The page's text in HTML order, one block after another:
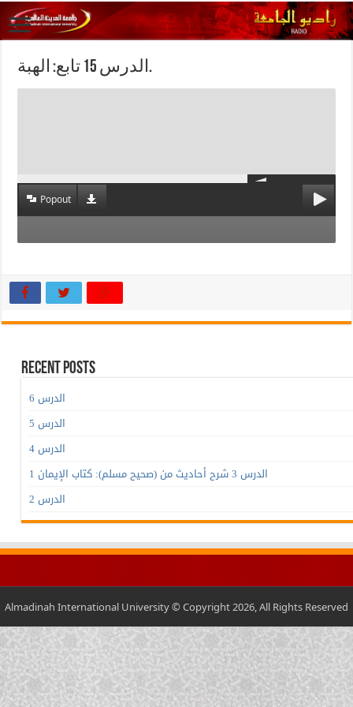
الدرس 15 تابع: الهبة.
Popout
Recent Posts
الدرس 6
الدرس 5
الدرس 4
الدرس 3 شرح أحاديث من (صحيح مسلم): كتاب الإيمان 1
الدرس 2
Almadinah International University © Copyright 2026, All Rights Reserved